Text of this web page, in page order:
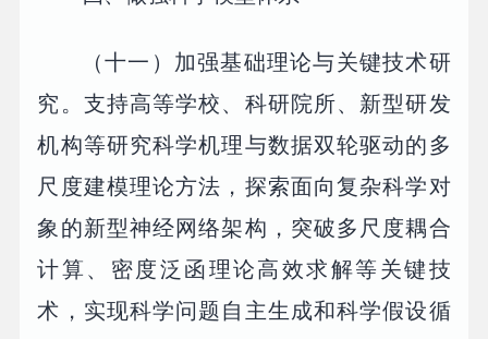
（十一）加强基础理论与关键技术研
究。支持高等学校、科研院所、新型研发
机构等研究科学机理与数据双轮驱动的多
尺度建模理论方法，探索面向复杂科学对
象的新型神经网络架构，突破多尺度耦合
计算、密度泛函理论高效求解等关键技
术，实现科学问题自主生成和科学假设循